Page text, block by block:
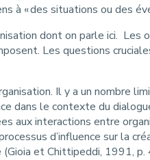
à « des situations ou des
dont on parle ici.
Les questions
Il y a un nombre
dans le contexte du
aux interactions entre
d’influence sur la
et Chittipeddi, 1991, p.